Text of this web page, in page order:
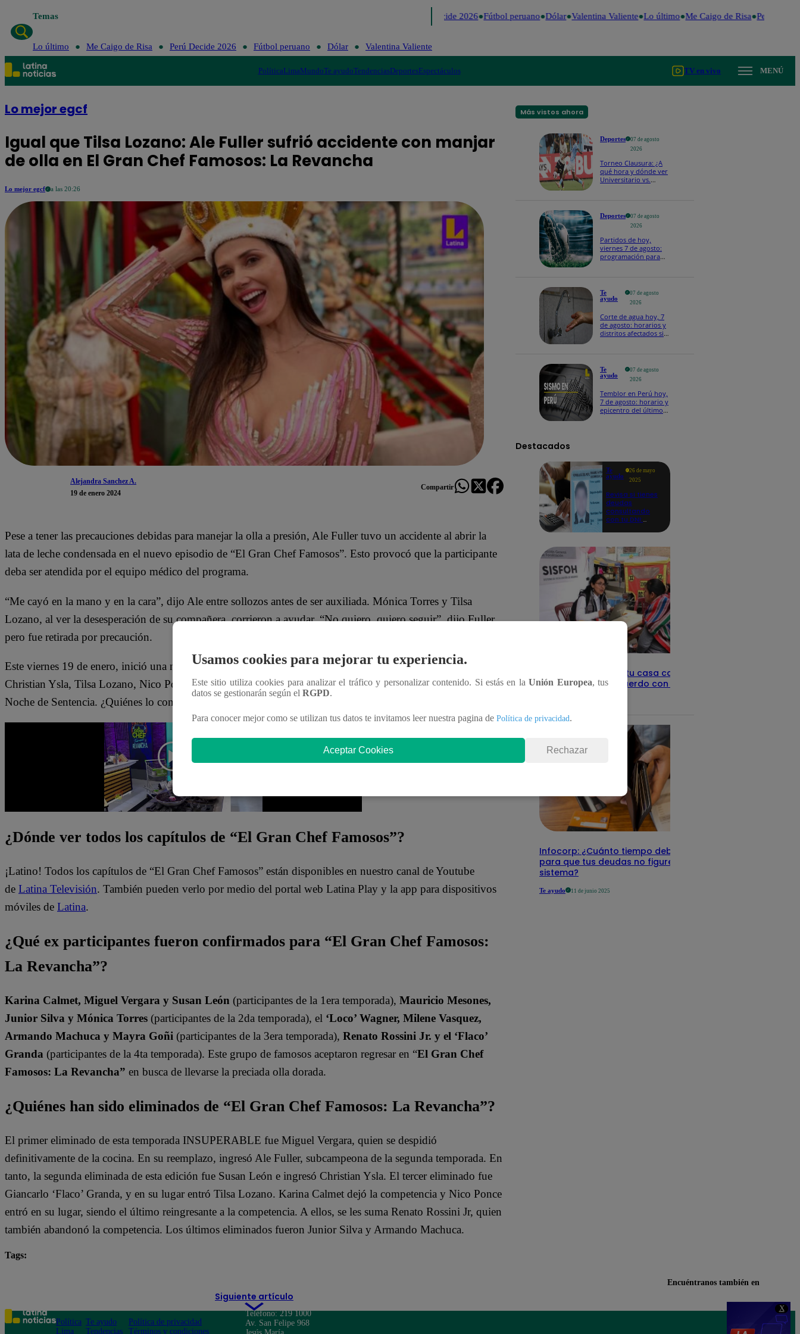
X
Temas Perú Decide 2026 Fútbol peruano Dólar Valentina Valiente Lo último Me Caigo de Risa Perú Decide
Lo último Me Caigo de Risa Perú Decide 2026 Fútbol peruano Dólar Valentina Valiente
PolíticaLimaMundoTe ayudoTendenciasDeportesEspectáculos TV en vivo MENÚ
Lo mejor egcf
Igual que Tilsa Lozano: Ale Fuller sufrió accidente con manjar
de olla en El Gran Chef Famosos: La Revancha
Lo mejor egcf a las 20:26
Alejandra Sanchez A.
19 de enero 2024
Compartir
Pese a tener las precauciones debidas para manejar la olla a presión, Ale Fuller tuvo un accidente al abrir la
lata de leche condensada en el nuevo episodio de “El Gran Chef Famosos”. Esto provocó que la participante
deba ser atendida por el equipo médico del programa.
“Me cayó en la mano y en la cara”, dijo Ale entre sollozos antes de ser auxiliada. Mónica Torres y Tilsa
Lozano, al ver la desesperación de su compañera, corrieron a ayudar. “No quiero, quiero seguir”, dijo Fuller,
pero fue retirada por precaución.
Este viernes 19 de enero, inició una nueva ronda en “El Gran Chef Famosos: La Revancha”. Ale Fuller,
Christian Ysla, Tilsa Lozano, Nico Ponce y Mónica Torres se enfrentan en la cocina para evitar la temida
Noche de Sentencia. ¿Quiénes lo conseguirán?
¿Dónde ver todos los capítulos de “El Gran Chef Famosos”?
¡Latino! Todos los capítulos de “El Gran Chef Famosos” están disponibles en nuestro canal de Youtube
de Latina Televisión. También pueden verlo por medio del portal web Latina Play y la app para dispositivos
móviles de Latina.
¿Qué ex participantes fueron confirmados para “El Gran Chef Famosos:
La Revancha”?
Karina Calmet, Miguel Vergara y Susan León (participantes de la 1era temporada), Mauricio Mesones,
Junior Silva y Mónica Torres (participantes de la 2da temporada), el ‘Loco’ Wagner, Milene Vasquez,
Armando Machuca y Mayra Goñi (participantes de la 3era temporada), Renato Rossini Jr. y el ‘Flaco’
Granda (participantes de la 4ta temporada). Este grupo de famosos aceptaron regresar en “El Gran Chef
Famosos: La Revancha” en busca de llevarse la preciada olla dorada.
¿Quiénes han sido eliminados de “El Gran Chef Famosos: La Revancha”?
El primer eliminado de esta temporada INSUPERABLE fue Miguel Vergara, quien se despidió
definitivamente de la cocina. En su reemplazo, ingresó Ale Fuller, subcampeona de la segunda temporada. En
tanto, la segunda eliminada de esta edición fue Susan León e ingresó Christian Ysla. El tercer eliminado fue
Giancarlo ‘Flaco’ Granda, y en su lugar entró Tilsa Lozano. Karina Calmet dejó la competencia y Nico Ponce
entró en su lugar, siendo el último reingresante a la competencia. A ellos, se les suma Renato Rossini Jr, quien
también abandonó la competencia. Los últimos eliminados fueron Junior Silva y Armando Machuca.
Tags:
Siguiente artículo
Más vistos ahora
Deportes
07 de agosto
2026
Torneo Clausura: ¿A
qué hora y dónde ver
Universitario vs.
Deportes
07 de agosto
2026
Partidos de hoy,
viernes 7 de agosto:
programación para
Te
ayudo
07 de agosto
2026
Corte de agua hoy, 7
de agosto: horarios y
distritos afectados sin
Te
ayudo
07 de agosto
2026
Temblor en Perú hoy,
7 de agosto: horario y
epicentro del último
Destacados
Te
ayudo
26 de mayo
2025
Revisa si tienes
deudas
consultando
con tu DNI:
detalles
Revisa con tu DNI si tu casa califica
como pobre, de acuerdo con el Sisfoh
Infocorp: ¿Cuánto tiempo debe pasar
para que tus deudas no figuren en su
sistema?
Te ayudo 11 de junio 2025
Usamos cookies para mejorar tu experiencia.
Este sitio utiliza cookies para analizar el tráfico y personalizar contenido. Si estás en laUnión Europea, tus
datos se gestionarán según el RGPD.
Para conocer mejor como se utilizan tus datos te invitamos leer nuestra pagina de Política de privacidad.
Aceptar Cookies Rechazar
Encuéntranos también en
Política
Lima
Te ayudo
Tendencias
Política de privacidad
Términos y condiciones
Teléfono: 219 1000
Av. San Felipe 968